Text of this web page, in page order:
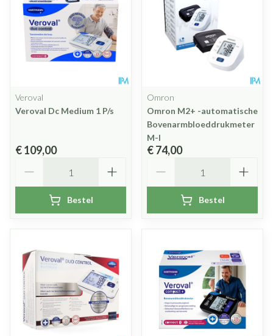
Veroval
Veroval Dc Medium 1 P/s
€ 109,00
Bestel
Omron
Omron M2+ -automatische
Bovenarmbloeddrukmeter
M-l
€ 74,00
Bestel